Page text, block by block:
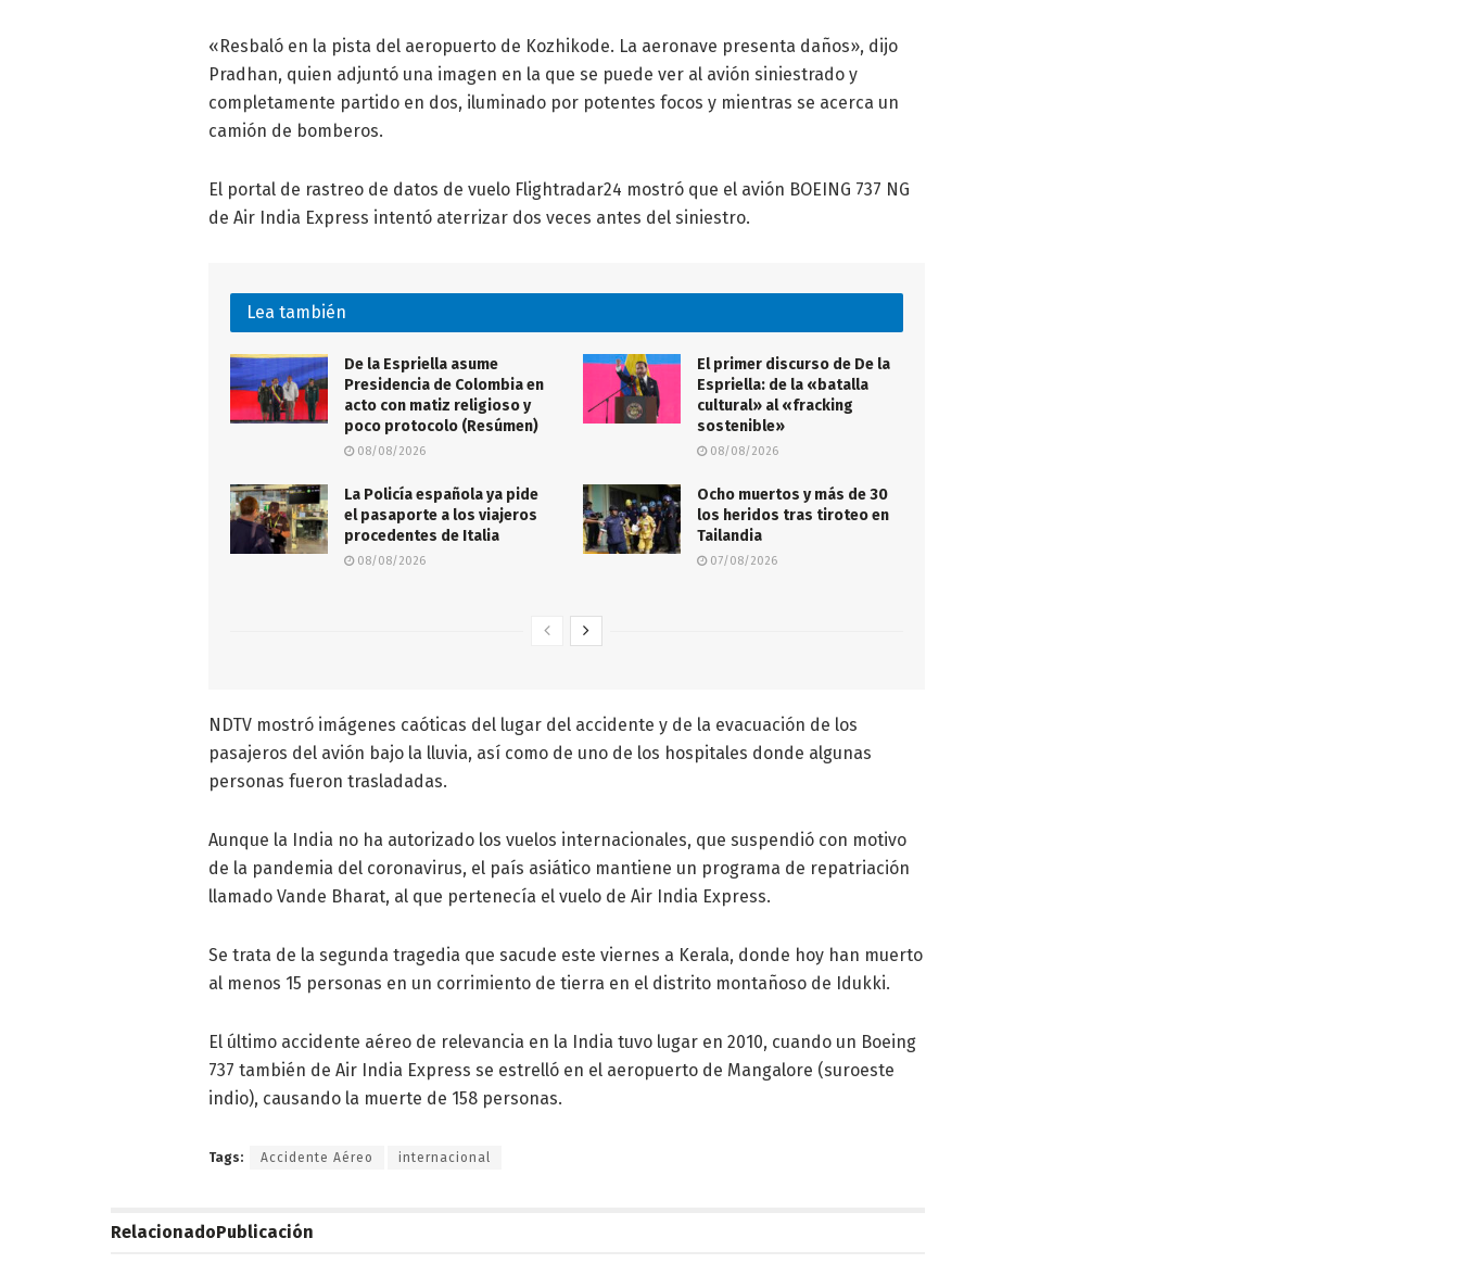
«Resbaló en la pista del aeropuerto de Kozhikode. La aeronave presenta daños», dijo
Pradhan, quien adjuntó una imagen en la que se puede ver al avión siniestrado y
completamente partido en dos, iluminado por potentes focos y mientras se acerca un
camión de bomberos.
El portal de rastreo de datos de vuelo Flightradar24 mostró que el avión BOEING 737 NG
de Air India Express intentó aterrizar dos veces antes del siniestro.
Lea también
De la Espriella asume
Presidencia de Colombia en
acto con matiz religioso y
poco protocolo (Resúmen)
08/08/2026
El primer discurso de De la
Espriella: de la «batalla
cultural» al «fracking
sostenible»
08/08/2026
La Policía española ya pide
el pasaporte a los viajeros
procedentes de Italia
08/08/2026
Ocho muertos y más de 30
los heridos tras tiroteo en
Tailandia
07/08/2026
NDTV mostró imágenes caóticas del lugar del accidente y de la evacuación de los
pasajeros del avión bajo la lluvia, así como de uno de los hospitales donde algunas
personas fueron trasladadas.
Aunque la India no ha autorizado los vuelos internacionales, que suspendió con motivo
de la pandemia del coronavirus, el país asiático mantiene un programa de repatriación
llamado Vande Bharat, al que pertenecía el vuelo de Air India Express.
Se trata de la segunda tragedia que sacude este viernes a Kerala, donde hoy han muerto
al menos 15 personas en un corrimiento de tierra en el distrito montañoso de Idukki.
El último accidente aéreo de relevancia en la India tuvo lugar en 2010, cuando un Boeing
737 también de Air India Express se estrelló en el aeropuerto de Mangalore (suroeste
indio), causando la muerte de 158 personas.
Tags: Accidente Aéreo internacional
RelacionadoPublicación